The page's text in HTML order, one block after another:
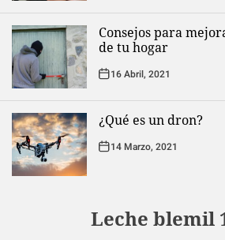
Consejos para
de tu hogar
16 Abril, 2021
¿Qué es un dron?
14 Marzo, 2021
Leche blemil